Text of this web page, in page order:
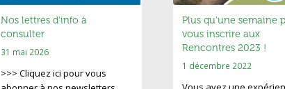
Nos lettres d’info à
consulter
31 mai 2026
>>> Cliquez ici pour vous
Plus qu’une semaine
vous inscrire aux
Rencontres 2023 !
1 décembre 2022